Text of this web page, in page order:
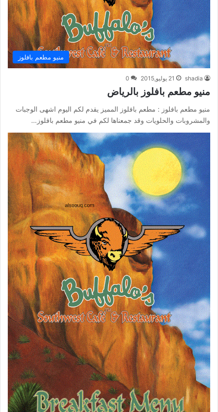
منيو مطعم بافلوز
shadia 21 يوليو,2015 0
منيو مطعم بافلوز بالرياض
منيو مطعم بافلوز : مطعم بافلوز المميز يقدم لكم اليوم اشهى الوجبات
والمشروبات والحلويات وقد جمعناها لكم في منيو مطعم بافلوز…